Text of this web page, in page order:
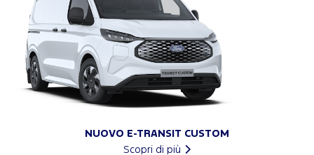
NUOVO E-TRANSIT CUSTOM
Scopri di più